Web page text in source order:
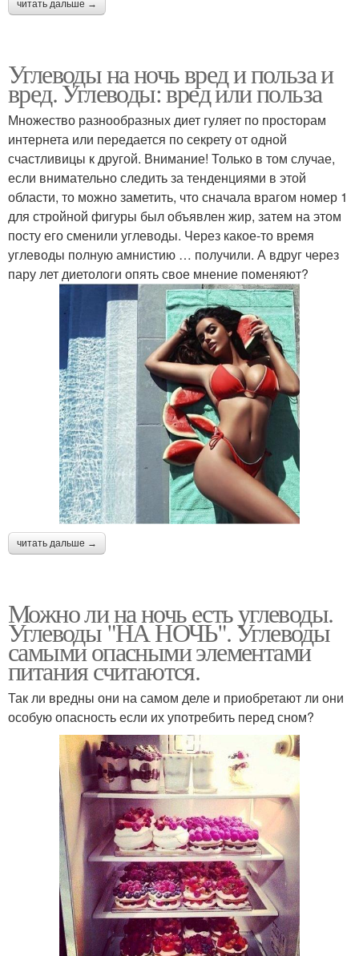
читать дальше →
Углеводы на ночь вред и польза и
вред. Углеводы: вред или польза
Множество разнообразных диет гуляет по просторам
интернета или передается по секрету от одной
счастливицы к другой. Внимание! Только в том случае,
если внимательно следить за тенденциями в этой
области, то можно заметить, что сначала врагом номер 1
для стройной фигуры был объявлен жир, затем на этом
посту его сменили углеводы. Через какое-то время
углеводы полную амнистию … получили. А вдруг через
пару лет диетологи опять свое мнение поменяют?
читать дальше →
Можно ли на ночь есть углеводы.
Углеводы "НА НОЧЬ". Углеводы
самыми опасными элементами
питания считаются.
Так ли вредны они на самом деле и приобретают ли они
особую опасность если их употребить перед сном?